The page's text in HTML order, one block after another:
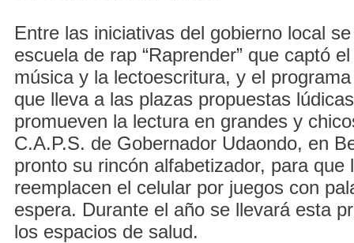
Entre las iniciativas del gobierno local
escuela de rap “Raprender” que captó
música y la lectoescritura, y el
que lleva a las plazas propuestas
promueven la lectura en grandes y
C.A.P.S. de Gobernador Udaondo, en
pronto su rincón alfabetizador, para que
reemplacen el celular por juegos con
espera. Durante el año se llevará esta
los espacios de salud.